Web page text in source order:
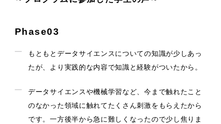
Phase03
もともとデータサイエンスについての知識が少しあっ
たが、より実践的な内容で知識と経験がついたから。
データサイエンスや機械学習など、今まで触れたこと
のなかった領域に触れてたくさん刺激をもらえたから
です。一方後半から急に難しくなったので少し焦りま